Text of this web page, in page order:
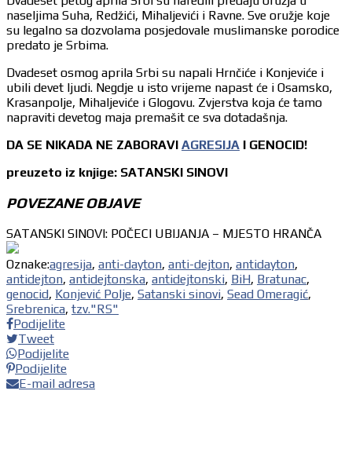
naseljima Suha, Redžići, Mihaljevići i Ravne. Sve oružje koje
su legalno sa dozvolama posjedovale muslimanske porodice
predato je Srbima.
Dvadeset osmog aprila Srbi su napali Hrnčiće i Konjeviće i
ubili devet ljudi. Negdje u isto vrijeme napast će i Osamsko,
Krasanpolje, Mihaljeviće i Glogovu. Zvjerstva koja će tamo
napraviti devetog maja premašit ce sva dotadašnja.
DA SE NIKADA NE ZABORAVI AGRESIJA I GENOCID!
preuzeto iz knjige: SATANSKI SINOVI
POVEZANE OBJAVE
SATANSKI SINOVI: POČECI UBIJANJA – MJESTO HRANČA
Oznake:agresija, anti-dayton, anti-dejton, antidayton,
antidejton, antidejtonska, antidejtonski, BiH, Bratunac,
genocid, Konjević Polje, Satanski sinovi, Sead Omeragić,
Srebrenica, tzv."RS"
Podijelite
Tweet
Podijelite
Podijelite
E-mail adresa